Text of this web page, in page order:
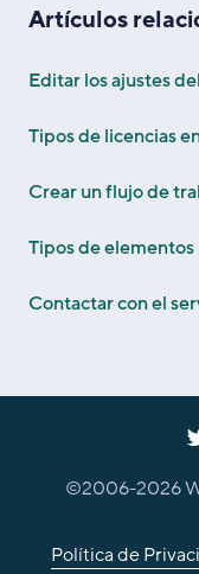
Artículos
Editar los ajustes
Tipos de licencias
Crear un flujo de
Tipos de
Contactar con el
©2006-2026
Política de